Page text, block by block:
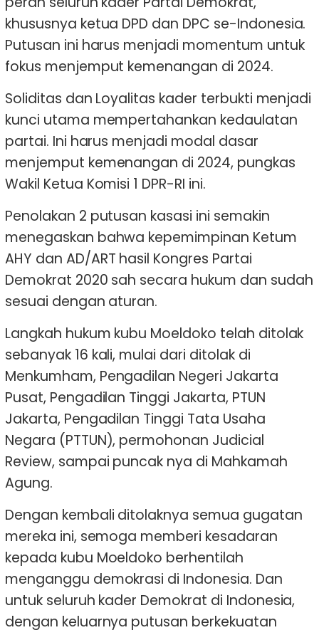
khususnya ketua DPD dan DPC se-Indonesia.
Putusan ini harus menjadi momentum untuk
fokus menjemput kemenangan di 2024.
Soliditas dan Loyalitas kader terbukti menjadi
kunci utama mempertahankan kedaulatan
partai. Ini harus menjadi modal dasar
menjemput kemenangan di 2024, pungkas
Wakil Ketua Komisi 1 DPR-RI ini.
Penolakan 2 putusan kasasi ini semakin
menegaskan bahwa kepemimpinan Ketum
AHY dan AD/ART hasil Kongres Partai
Demokrat 2020 sah secara hukum dan sudah
sesuai dengan aturan.
Langkah hukum kubu Moeldoko telah ditolak
sebanyak 16 kali, mulai dari ditolak di
Menkumham, Pengadilan Negeri Jakarta
Pusat, Pengadilan Tinggi Jakarta, PTUN
Jakarta, Pengadilan Tinggi Tata Usaha
Negara (PTTUN), permohonan Judicial
Review, sampai puncak nya di Mahkamah
Agung.
Dengan kembali ditolaknya semua gugatan
mereka ini, semoga memberi kesadaran
kepada kubu Moeldoko berhentilah
menganggu demokrasi di Indonesia. Dan
untuk seluruh kader Demokrat di Indonesia,
dengan keluarnya putusan berkekuatan